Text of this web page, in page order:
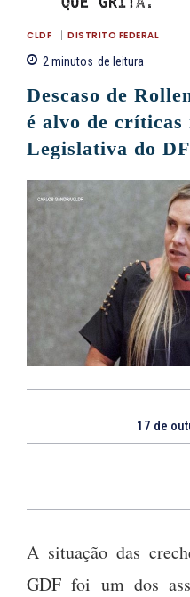
CLDF DISTRITO FEDERAL
2minutos de leitura
Descaso de
é alvo de críticas
Legislativa do DF
17 de
A situação das
GDF foi um dos